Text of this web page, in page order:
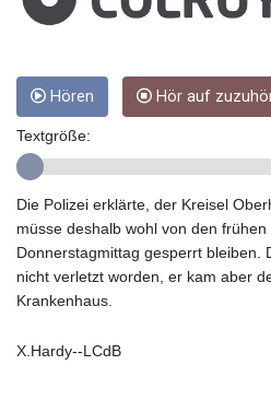
HNL
Hören Hör auf
Textgröße:
Die Polizei erklärte, der Kreisel
müsse deshalb wohl von den
Donnerstagmittag gesperrt bleiben.
nicht verletzt worden, er kam aber
Krankenhaus.
X.Hardy--LCdB